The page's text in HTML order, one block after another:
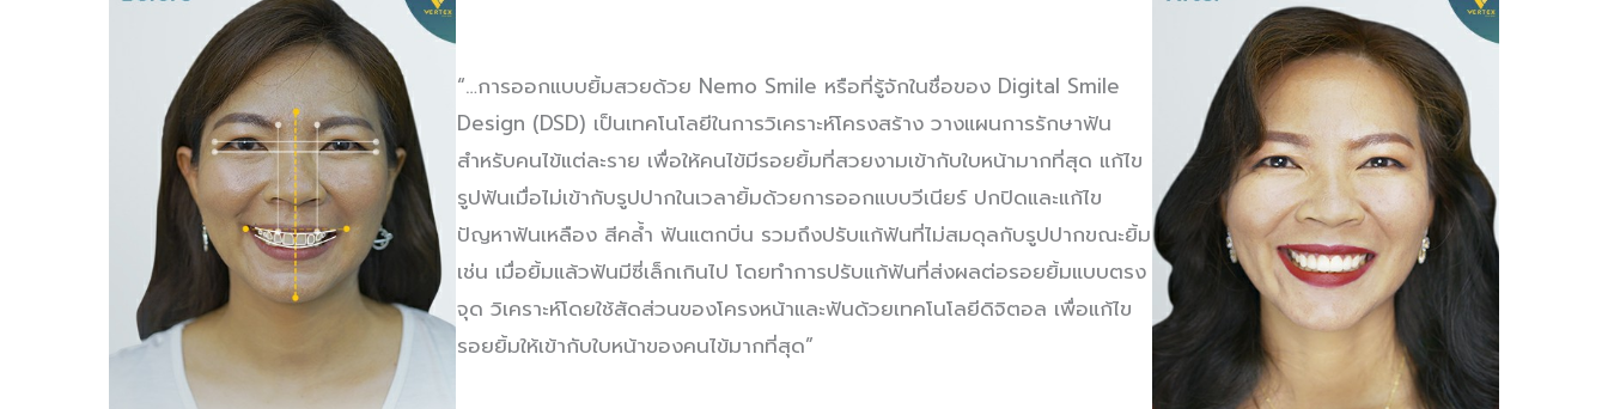
“…การออกแบบยิ้มสวยด้วย Nemo Smile หรือที่รู้จักในชื่อของ Digital Smile
Design (DSD) เป็นเทคโนโลยีในการวิเคราะห์โครงสร้าง วางแผนการรักษาฟัน
สำหรับคนไข้แต่ละราย เพื่อให้คนไข้มีรอยยิ้มที่สวยงามเข้ากับใบหน้ามากที่สุด แก้ไข
รูปฟันเมื่อไม่เข้ากับรูปปากในเวลายิ้มด้วยการออกแบบวีเนียร์ ปกปิดและแก้ไข
ปัญหาฟันเหลือง สีคล้ำ ฟันแตกบิ่น รวมถึงปรับแก้ฟันที่ไม่สมดุลกับรูปปากขณะยิ้ม
เช่น เมื่อยิ้มแล้วฟันมีซี่เล็กเกินไป โดยทำการปรับแก้ฟันที่ส่งผลต่อรอยยิ้มแบบตรง
จุด วิเคราะห์โดยใช้สัดส่วนของโครงหน้าและฟันด้วยเทคโนโลยีดิจิตอล เพื่อแก้ไข
รอยยิ้มให้เข้ากับใบหน้าของคนไข้มากที่สุด”